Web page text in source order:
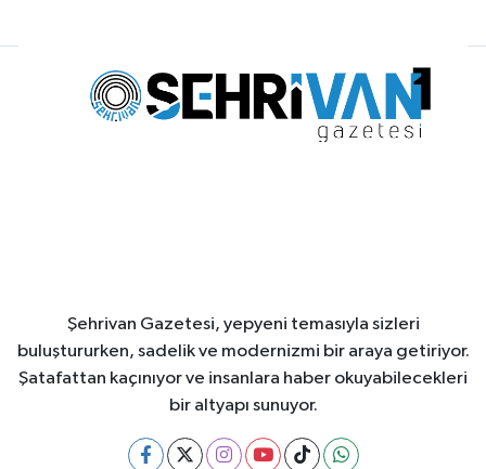
Şehrivan Gazetesi, yepyeni temasıyla sizleri
buluştururken, sadelik ve modernizmi bir araya getiriyor.
Şatafattan kaçınıyor ve insanlara haber okuyabilecekleri
bir altyapı sunuyor.